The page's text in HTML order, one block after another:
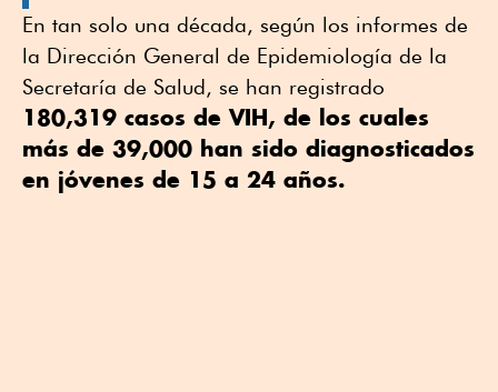
En tan solo una década, según los informes de
la Dirección General de Epidemiología de la
Secretaría de Salud, se han registrado
180,319 casos de VIH, de los cuales
más de 39,000 han sido diagnosticados
en jóvenes de 15 a 24 años.